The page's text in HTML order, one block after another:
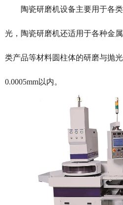
陶瓷研磨机设备主要用于各
光，陶瓷研磨机还适用于各种金
类产品等材料圆柱体的研磨与抛
0.0005mm以内。